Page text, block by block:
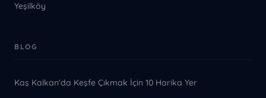
Yeşilköy
BLOG
Kaş Kalkan'da Keşfe Çıkmak İçin 10 Harika Yer